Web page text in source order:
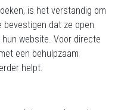
is het verstandig om
dat ze open
website. Voor directe
een behulpzaam
helpt.